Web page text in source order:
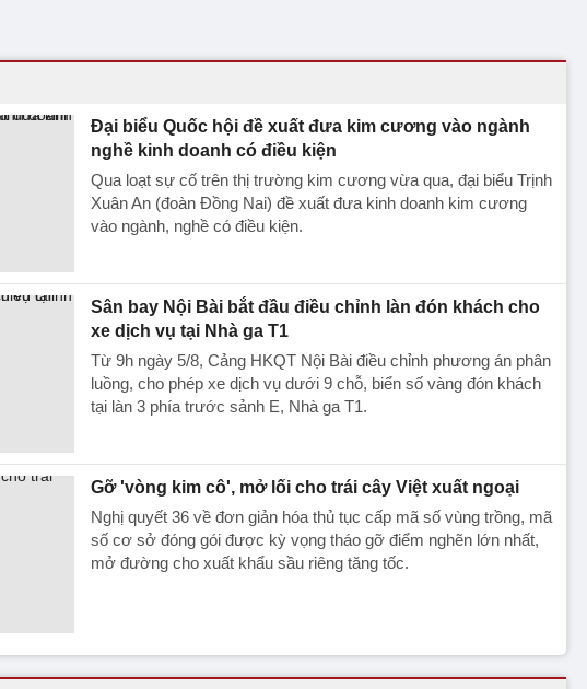
Đại biểu Quốc hội đề xuất đưa kim cương vào ngành
nghề kinh doanh có điều kiện
Qua loạt sự cố trên thị trường kim cương vừa qua, đại biểu Trịnh
Xuân An (đoàn Đồng Nai) đề xuất đưa kinh doanh kim cương
vào ngành, nghề có điều kiện.
Sân bay Nội Bài bắt đầu điều chỉnh làn đón khách cho
xe dịch vụ tại Nhà ga T1
Từ 9h ngày 5/8, Cảng HKQT Nội Bài điều chỉnh phương án phân
luồng, cho phép xe dịch vụ dưới 9 chỗ, biển số vàng đón khách
tại làn 3 phía trước sảnh E, Nhà ga T1.
Gỡ 'vòng kim cô', mở lối cho trái cây Việt xuất ngoại
Nghị quyết 36 về đơn giản hóa thủ tục cấp mã số vùng trồng, mã
số cơ sở đóng gói được kỳ vọng tháo gỡ điểm nghẽn lớn nhất,
mở đường cho xuất khẩu sầu riêng tăng tốc.